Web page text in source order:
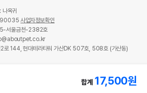
합계 17,500원
나옥귀
90035사업자정보확인
서울금천-2382호
2로 144, 현대테라타워 가산DK 507호, 508호 (가산동)